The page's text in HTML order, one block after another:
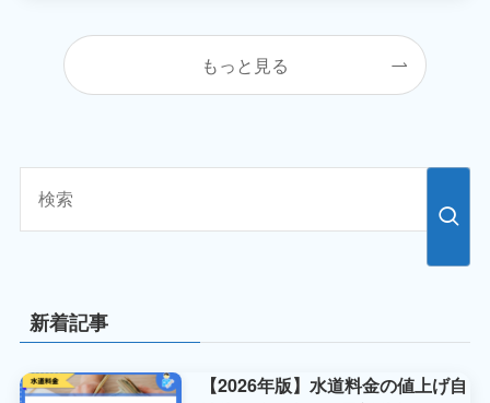
もっと見る
新着記事
【2026年版】水道料金の値上げ自